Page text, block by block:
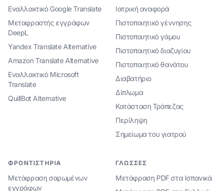
Εναλλακτικό Google Translate
Μεταφραστής εγγράφων
DeepL
Yandex Translate Alternative
Amazon Translate Alternative
Εναλλακτικό Microsoft
Translate
QuillBot Alternative
Ιατρική αναφορά
Πιστοποιητικό γέννησης
Πιστοποιητικό γάμου
Πιστοποιητικό διαζυγίου
Πιστοποιητικό θανάτου
Διαβατήριο
Δίπλωμα
Κατάσταση Τράπεζας
Περίληψη
Σημείωμα του γιατρού
ΦΡΟΝΤΙΣΤΉΡΙΑ
Μετάφραση σαρωμένων
εγγράφων
ΓΛΏΣΣΕΣ
Μετάφραση PDF στα Ισπανικά